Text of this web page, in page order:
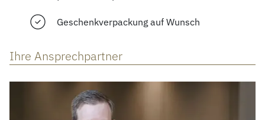
Ihre Ansprechpartner
Geschenkverpackung auf Wunsch